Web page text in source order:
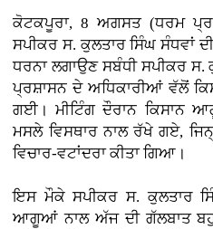
ਕੋਟਕਪੂਰਾ, 8 ਅਗਸਤ (ਧਰਮ
ਸਪੀਕਰ ਸ. ਕੁਲਤਾਰ ਸਿੰਘ ਸੰਧਵਾਂ
ਧਰਨਾ ਲਗਾਉਣ ਸਬੰਧੀ ਸਪੀਕਰ ਸ.
ਪ੍ਰਸ਼ਾਸਨ ਦੇ ਅਧਿਕਾਰੀਆਂ ਵੱਲੋਂ
ਗਈ। ਮੀਟਿੰਗ ਦੌਰਾਨ
ਮਸਲੇ ਵਿਸਥਾਰ ਨਾਲ ਰੱਖੇ ਗਏ,
ਵਿਚਾਰ-ਵਟਾਂਦਰਾ ਕੀਤਾ ਗਿਆ।
ਇਸ ਮੌਕੇ ਸਪੀਕਰ ਸ. ਕੁਲਤਾਰ
ਆਗੂਆਂ ਨਾਲ ਅੱਜ ਦੀ ਗੱਲਬਾਤ